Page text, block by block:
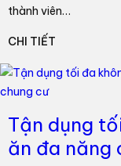
thành viên…
CHI TIẾT
Tận dụng
ăn đa năng